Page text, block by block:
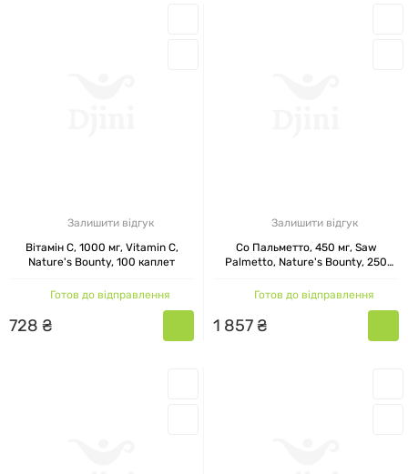
Залишити відгук
Вітамін C, 1000 мг, Vitamin C,
Nature's Bounty, 100 каплет
Готов до відправлення
728 ₴
Залишити відгук
Со Пальметто, 450 мг, Saw
Palmetto, Nature's Bounty, 250
Готов до відправлення
1 857₴